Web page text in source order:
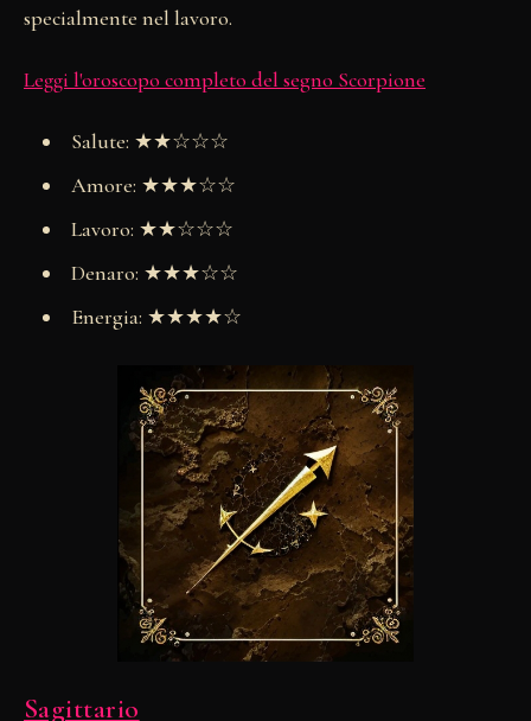
specialmente nel lavoro.
Leggi l'oroscopo completo del segno Scorpione
Salute: ★★☆☆☆
Amore: ★★★☆☆
Lavoro: ★★☆☆☆
Denaro: ★★★☆☆
Energia: ★★★★☆
Sagittario